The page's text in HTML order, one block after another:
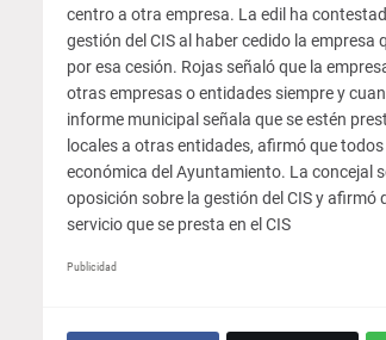
centro a otra empresa. La edil ha
gestión del CIS al haber cedido la
por esa cesión. Rojas señaló que la
otras empresas o entidades siempre y
informe municipal señala que se estén
locales a otras entidades, afirmó que
económica del Ayuntamiento. La concejal
oposición sobre la gestión del CIS y afirmó
servicio que se presta en el CIS
Publicidad